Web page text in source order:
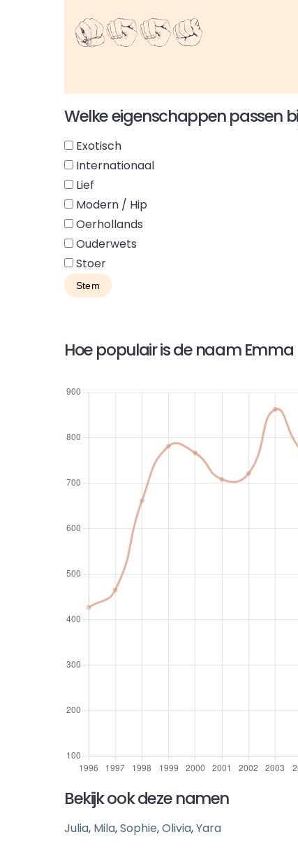
Emma
Welke eigenschappen passen
Exotisch
Internationaal
Lief
Modern / Hip
Oerhollands
Ouderwets
Stoer
Hoe populair is de naam Emma
Bekijk ook deze namen
Julia, Mila,Sophie,Olivia,Yara